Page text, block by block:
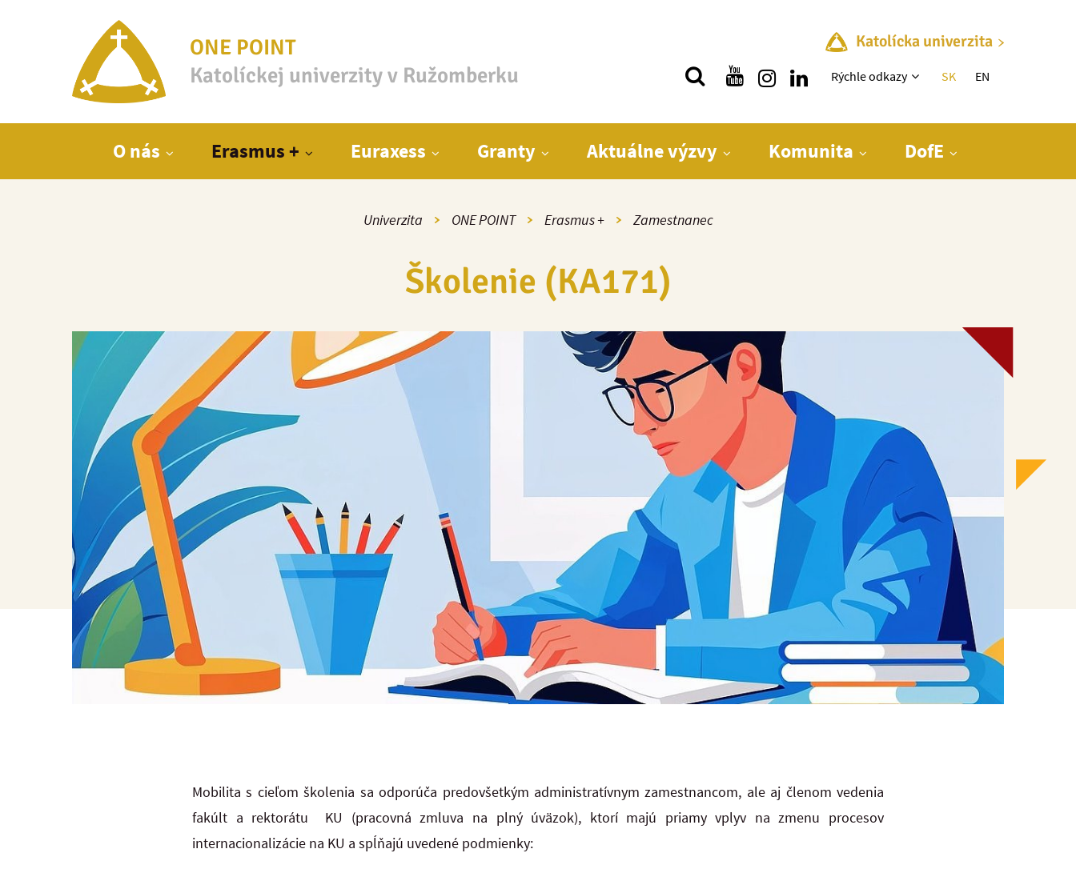
ONE POINT
Katolíckej univerzity v Ružomberku
Katolícka univerzita
Rýchle menu
Rýchle odkazy SK EN
O nás Erasmus + Euraxess Granty Aktuálne výzvy Komunita DofE
Univerzita ONE POINT Erasmus + Zamestnanec
Školenie (KA171)
Mobilita s cieľom školenia sa odporúča predovšetkým administratívnym zamestnancom, ale aj členom vedenia
fakúlt a rektorátu KU (pracovná zmluva na plný úväzok), ktorí majú priamy vplyv na zmenu procesov
internacionalizácie na KU a spĺňajú uvedené podmienky: